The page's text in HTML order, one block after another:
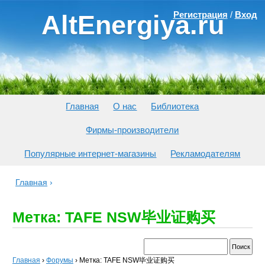
AltEnergiya.ru
Регистрация / Вход
Главная О нас Библиотека
Фирмы-производители
Популярные интернет-магазины Рекламодателям
Главная ›
Метка: TAFE NSW毕业证购买
Главная › Форумы › Метка: TAFE NSW毕业证购买